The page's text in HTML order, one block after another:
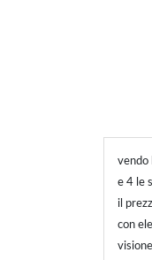
vendo
e 4 le
il
con